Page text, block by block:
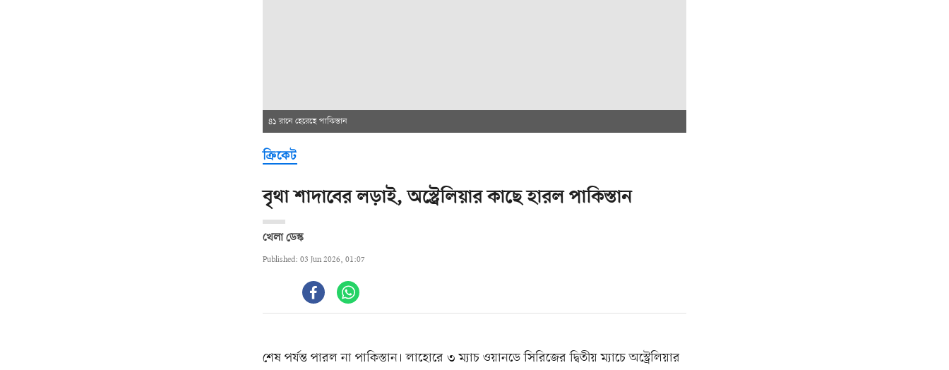
৪১ রানে হেরেছে পাকিস্তান
ক্রিকেট
বৃথা শাদাবের লড়াই, অস্ট্রেলিয়ার কাছে হারল পাকিস্তান
খেলা ডেস্ক
Published: 03 Jun 2026, 01:07
শেষ পর্যন্ত পারল না পাকিস্তান। লাহোরে ৩ ম্যাচ ওয়ানডে সিরিজের দ্বিতীয় ম্যাচে অস্ট্রেলিয়ার